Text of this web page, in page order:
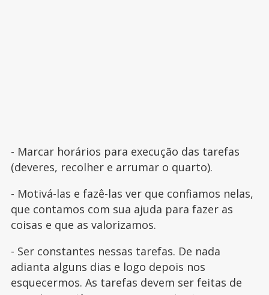
- Marcar horários para execução das tarefas
(deveres, recolher e arrumar o quarto).
- Motivá-las e fazê-las ver que confiamos nelas,
que contamos com sua ajuda para fazer as
coisas e que as valorizamos.
- Ser constantes nessas tarefas. De nada
adianta alguns dias e logo depois nos
esquecermos. As tarefas devem ser feitas de